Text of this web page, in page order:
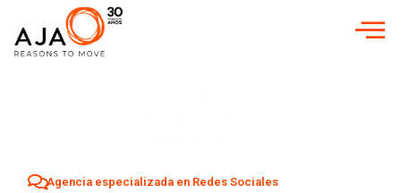
Agencia especializada en Redes Sociales